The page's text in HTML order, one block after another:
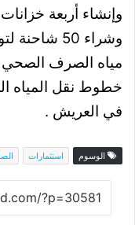
وإنشاء أربعة خزانات
مياه الصرف الصحي
في العريش .
الوسوم استثمارات